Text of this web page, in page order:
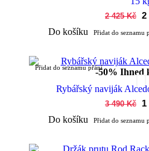
2 425 Kč 2
Do košíku
Přidat do seznamu
-50% Ihned
Přidat do seznamu přání
Rybářský naviják
3 490 Kč
1
Do košíku
Přidat do seznamu